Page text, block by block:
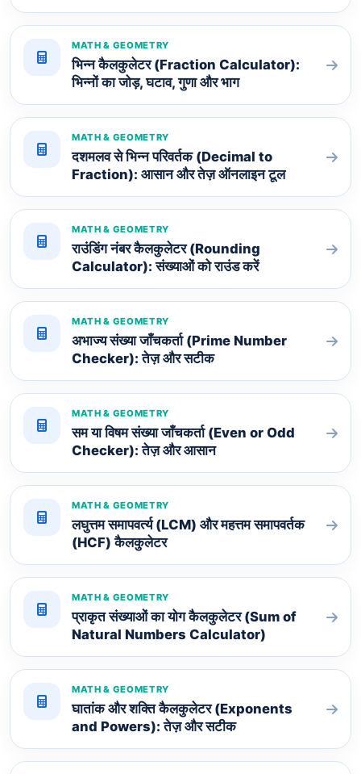
MATH & GEOMETRY
भिन्न कैलकुलेटर (Fraction Calculator):
भिन्नों का जोड़, घटाव, गुणा और भाग
MATH & GEOMETRY
दशमलव से भिन्न परिवर्तक (Decimal to
Fraction): आसान और तेज़ ऑनलाइन टूल
MATH & GEOMETRY
राउंडिंग नंबर कैलकुलेटर (Rounding
Calculator): संख्याओं को राउंड करें
MATH & GEOMETRY
अभाज्य संख्या जाँचकर्ता (Prime Number
Checker): तेज़ और सटीक
MATH & GEOMETRY
सम या विषम संख्या जाँचकर्ता (Even or Odd
Checker): तेज़ और आसान
MATH & GEOMETRY
लघुत्तम समापवर्त्य (LCM) और महत्तम समापवर्तक
(HCF) कैलकुलेटर
MATH & GEOMETRY
प्राकृत संख्याओं का योग कैलकुलेटर (Sum of
Natural Numbers Calculator)
MATH & GEOMETRY
घातांक और शक्ति कैलकुलेटर (Exponents
and Powers): तेज़ और सटीक